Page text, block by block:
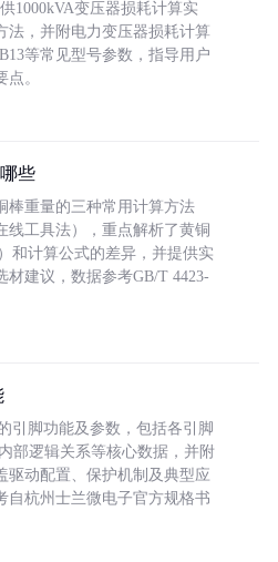
1000kVA变压器损耗计算实
法，并附电力变压器损耗计算
等常见型号参数，指导用户
。
些
棒重量的三种常用计算方法
线工具法），重点解析了黄铜
和计算公式的差异，并提供实
材建议，数据参考GB/T 4423-
引脚功能及参数，包括各引脚
部逻辑关系等核心数据，并附
驱动配置、保护机制及典型应
自杭州士兰微电子官方规格书